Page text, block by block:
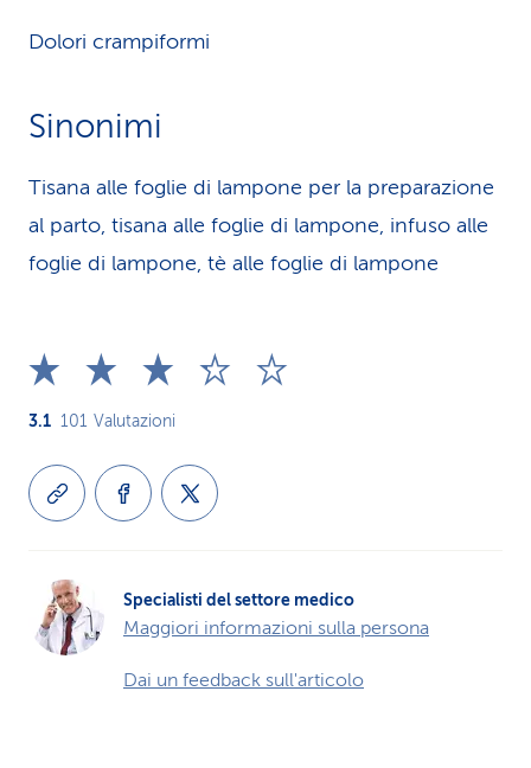
Dolori crampiformi
Sinonimi
Tisana alle foglie di lampone per la preparazione
al parto, tisana alle foglie di lampone, infuso alle
foglie di lampone, tè alle foglie di lampone
3.1 101 Valutazioni
Specialisti del settore medico
Maggiori informazioni sulla persona
Dai un feedback sull'articolo